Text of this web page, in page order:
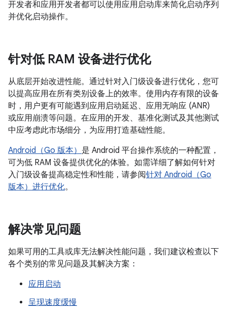
开发者和应用开发者都可以使用应用启动库来简化启动序列
并优化启动操作。
针对低 RAM 设备进行优化
从底层开始改进性能。通过针对入门级设备进行优化，您可
以提高应用在所有类别设备上的效率。使用内存有限的设备
时，用户更有可能遇到应用启动延迟、应用无响应 (ANR)
或应用崩溃等问题。在应用的开发、基准化测试及其他测试
中应考虑此市场细分，为应用打造基础性能。
Android（Go 版本） 是 Android 平台操作系统的一种配置，
可为低 RAM 设备提供优化的体验。如需详细了解如何针对
入门级设备提高稳定性和性能，请参阅针对 Android（Go
版本）进行优化。
解决常见问题
如果可用的工具或库无法解决性能问题，我们建议检查以下
各个类别的常见问题及其解决方案：
应用启动
呈现速度缓慢